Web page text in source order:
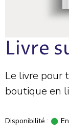
Livre
Le livre pour
boutique en
Disponibilité :